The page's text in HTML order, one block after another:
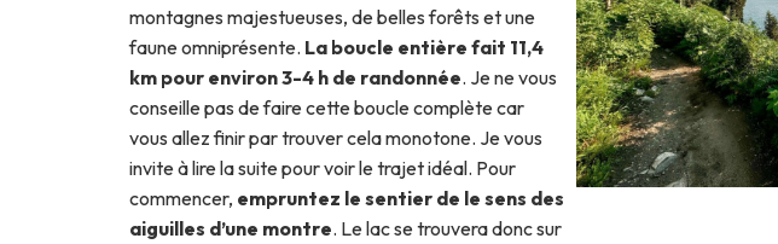
montagnes majestueuses, de belles forêts et une
faune omniprésente. La boucle entière fait 11,4
km pour environ 3-4 h de randonnée. Je ne vous
conseille pas de faire cette boucle complète car
vous allez finir par trouver cela monotone. Je vous
invite à lire la suite pour voir le trajet idéal. Pour
commencer, empruntez le sentier de le sens des
aiguilles d’une montre. Le lac se trouvera donc sur